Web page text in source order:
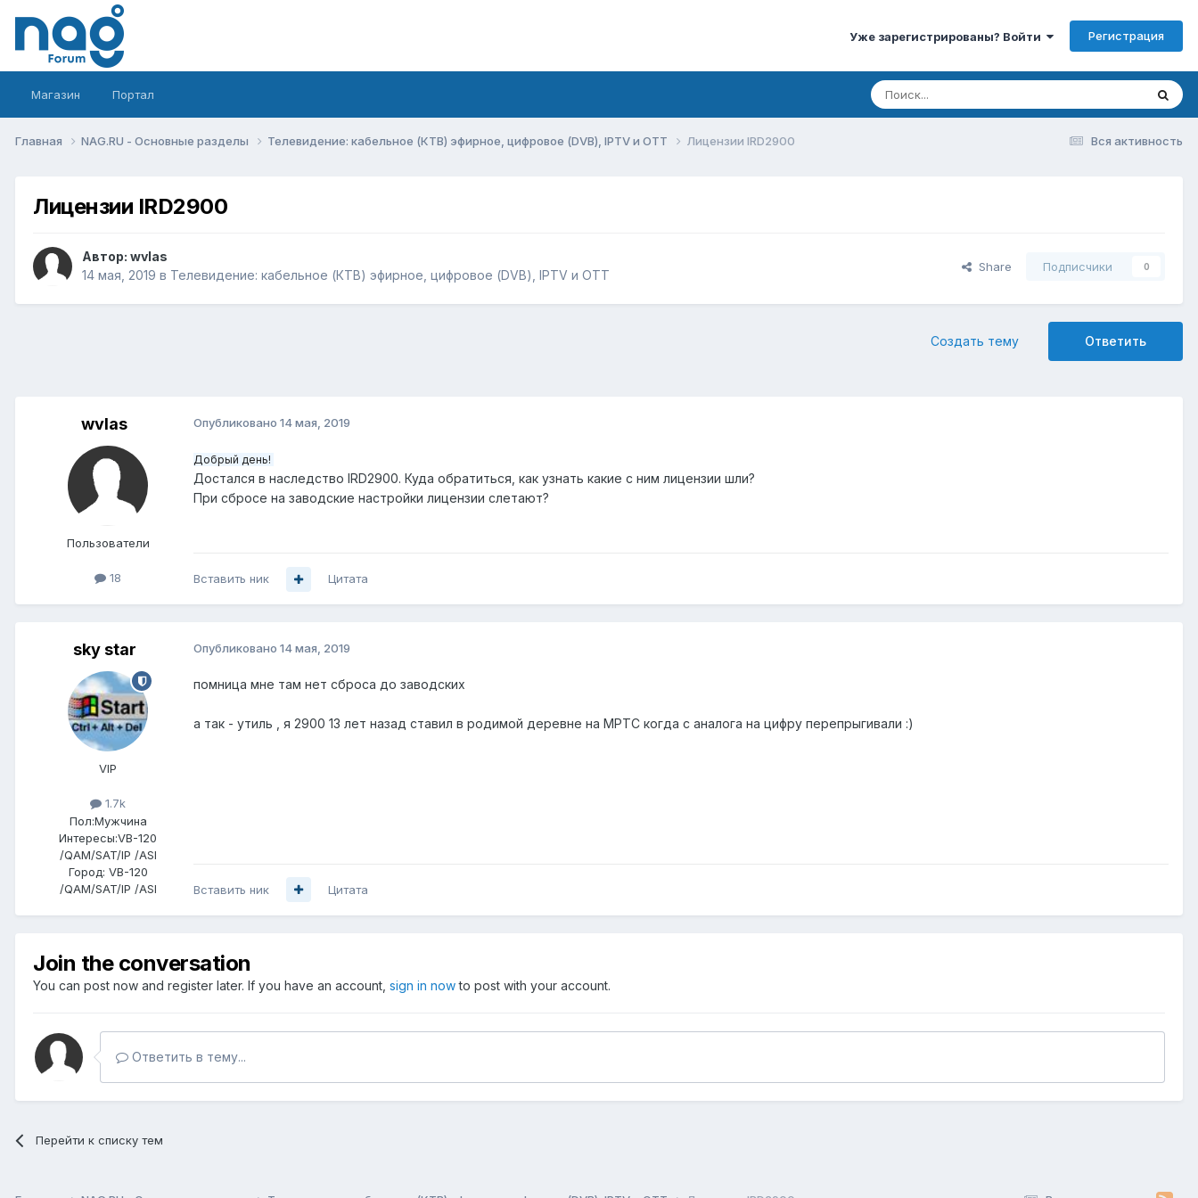
Уже зарегистрированы? Войти Регистрация
Магазин Портал
Вся активность
Главная NAG.RU - Основные разделы Телевидение: кабельное (КТВ) эфирное, цифровое (DVB), IPTV и OTT Лицензии IRD2900
Лицензии IRD2900
Автор: wvlas
14 мая, 2019 в Телевидение: кабельное (КТВ) эфирное, цифровое (DVB), IPTV и OTT
Share Подписчики 0
Ответить
Создать тему
wvlas
Пользователи
18
Опубликовано 14 мая, 2019
Добрый день!
Достался в наследство IRD2900. Куда обратиться, как узнать какие с ним лицензии шли?
При сбросе на заводские настройки лицензии слетают?
Вставить ник Цитата
sky star
VIP
1.7k
Пол:Мужчина
Интересы:VB-120
/QAM/SAT/IP /ASI
Город: VB-120
/QAM/SAT/IP /ASI
Опубликовано 14 мая, 2019
помница мне там нет сброса до заводских
а так - утиль , я 2900 13 лет назад ставил в родимой деревне на МРТС когда с аналога на цифру перепрыгивали :)
Вставить ник Цитата
Join the conversation
You can post now and register later. If you have an account, sign in nowto post with your account.
Ответить в тему...
Перейти к списку тем